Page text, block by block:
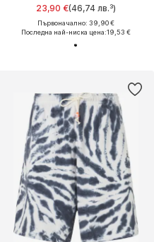
23,90 €(46,74 лв.³)
Първоначално: 39,90 €
Последна най-ниска цена:19,53 €